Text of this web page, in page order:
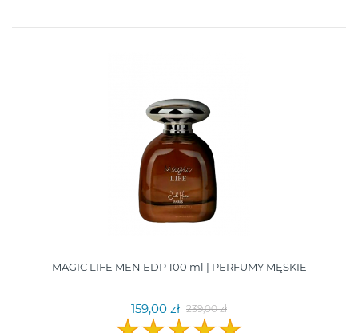
MAGIC LIFE MEN EDP 100 ml | PERFUMY MĘSKIE
159,00 zł 239,00 zł